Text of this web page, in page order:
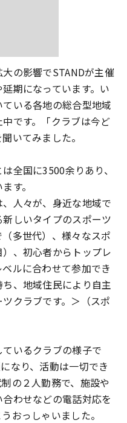
の影響でSTANDが主催
期になっています。い
いる各地の総合型地域
です。「クラブは今ど
いてみました。
全国に3500余りあり、
す。
人々が、身近な地域で
しいタイプのスポーツ
多世代）、様々なスポ
、初心者からトップレ
ルに合わせて参加でき
、地域住民により自主
クラブです。＞（スポ
いるクラブの様子で
なり、活動は一切でき
の２人勤務で、施設や
わせなどの電話対応を
おっしゃいました。